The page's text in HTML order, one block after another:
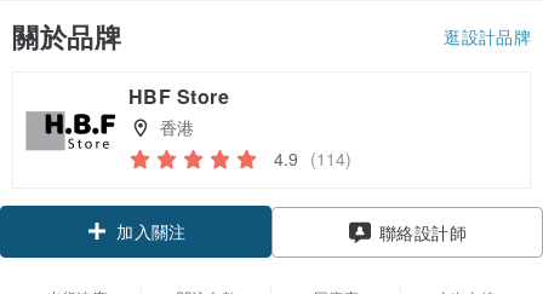
關於品牌 逛設計品牌
HBF Store
香港
4.9 (114)
加入關注 聯絡設計師